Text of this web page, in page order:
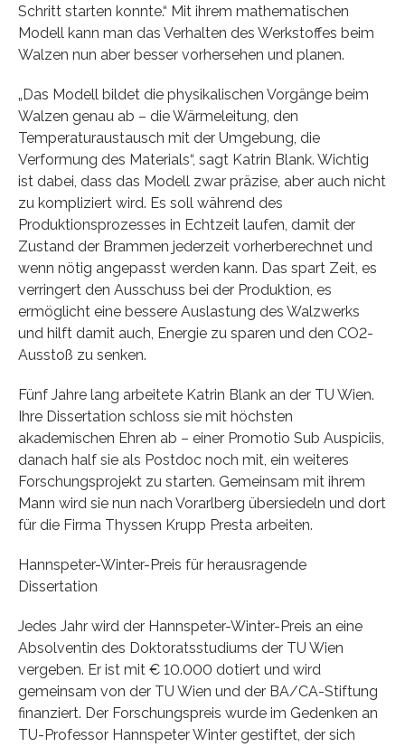
Schritt starten konnte.“ Mit ihrem mathematischen
Modell kann man das Verhalten des Werkstoffes beim
Walzen nun aber besser vorhersehen und planen.
„Das Modell bildet die physikalischen Vorgänge beim
Walzen genau ab – die Wärmeleitung, den
Temperaturaustausch mit der Umgebung, die
Verformung des Materials“, sagt Katrin Blank. Wichtig
ist dabei, dass das Modell zwar präzise, aber auch nicht
zu kompliziert wird. Es soll während des
Produktionsprozesses in Echtzeit laufen, damit der
Zustand der Brammen jederzeit vorherberechnet und
wenn nötig angepasst werden kann. Das spart Zeit, es
verringert den Ausschuss bei der Produktion, es
ermöglicht eine bessere Auslastung des Walzwerks
und hilft damit auch, Energie zu sparen und den CO2-
Ausstoß zu senken.
Fünf Jahre lang arbeitete Katrin Blank an der TU Wien.
Ihre Dissertation schloss sie mit höchsten
akademischen Ehren ab – einer Promotio Sub Auspiciis,
danach half sie als Postdoc noch mit, ein weiteres
Forschungsprojekt zu starten. Gemeinsam mit ihrem
Mann wird sie nun nach Vorarlberg übersiedeln und dort
für die Firma Thyssen Krupp Presta arbeiten.
Hannspeter-Winter-Preis für herausragende
Dissertation
Jedes Jahr wird der Hannspeter-Winter-Preis an eine
Absolventin des Doktoratsstudiums der TU Wien
vergeben. Er ist mit € 10.000 dotiert und wird
gemeinsam von der TU Wien und der BA/CA-Stiftung
finanziert. Der Forschungspreis wurde im Gedenken an
TU-Professor Hannspeter Winter gestiftet, der sich